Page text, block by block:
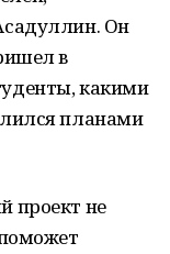
Он
в
какими
планами
проект не